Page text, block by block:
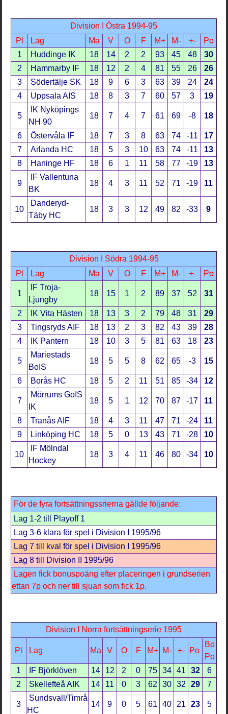
Division I Östra 1994-95
Pl
Lag Ma V O F M+ M- +-
Po
1
Huddinge IK 18 14 2 2 93 45 48
30
2
Hammarby IF 18 12 2 4 81 55 26
26
3
Södertälje SK 18 9 6 3 63 39 24
24
4
Uppsala AIS 18 8 3 7 60 57 3 19
5
IK Nyköpings
NH 90
18 7 4 7 61 69 -8 18
6 Östervåla IF 18 7 3 8 63 74 -11
17
7
Arlanda HC 18 5 3 10 63 74 -11
13
8
Haninge HF 18 6 1 11 58 77 -19 13
9
IF Vallentuna
BK
18 4 3 11 52 71 -19 11
10
Danderyd-
Täby HC
18 3 3 12 49 82 -33 9
Division I Södra 1994-95
Pl
Lag Ma V O F M+ M- +- Po
1
IF Troja-
Ljungby
18 15 1 2 89 37 52 31
2 IK Vita Hästen 18 13 3 2 79 48 31
29
3
Tingsryds AIF 18 13 2 3 82 43 39
28
4
IK Pantern 18 10 3 5 81 63 18 23
5
Mariestads
BoIS
18 5 5 8 62 65 -3 15
6 Borås HC 18 5 2 11 51 85 -34 12
7
Mörrums GoIS
IK
18 5 1 12 70 87 -17 11
8 Tranås AIF 18 4 3 11 47 71 -24
11
9
Linköping HC 18 5 0 13 43 71 -28 10
10
IF Mölndal
Hockey
18 3 4 11 46 80 -34 10
För de fyra fortsättningssrierna gällde följande:
Lag 1-2 till Playoff 1
Lag 3-6 klara för spel i Division I 1995/96
Lag 7 till kval för spel i Division I 1995/96
Lag 8 till Division II 1995/96
Lagen fick bonuspoäng efter placeringen i grundserien
ettan 7p och ner till sjuan som fick 1p.
Division I Norra fortsättningserie 1995
Pl Lag Ma V O F M+ M- +- Po
Bo
Po
1
IF Björklöven 14 12 2 0 75 34 41 32
6
2
Skellefteå AIK 14 11 0 3 62 30 32 29 7
3
Sundsvall/Timrå
HC
14 9 0 5 61 40 21 23 5